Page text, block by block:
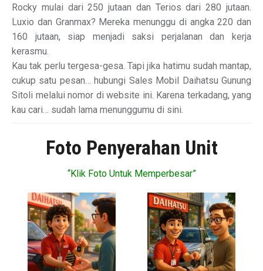
Rocky mulai dari 250 jutaan dan Terios dari 280 jutaan.
Luxio dan Granmax? Mereka menunggu di angka 220 dan
160 jutaan, siap menjadi saksi perjalanan dan kerja
kerasmu.
Kau tak perlu tergesa-gesa. Tapi jika hatimu sudah mantap,
cukup satu pesan… hubungi Sales Mobil Daihatsu Gunung
Sitoli melalui nomor di website ini. Karena terkadang, yang
kau cari… sudah lama menunggumu di sini.
Foto Penyerahan Unit
“Klik Foto Untuk Memperbesar”